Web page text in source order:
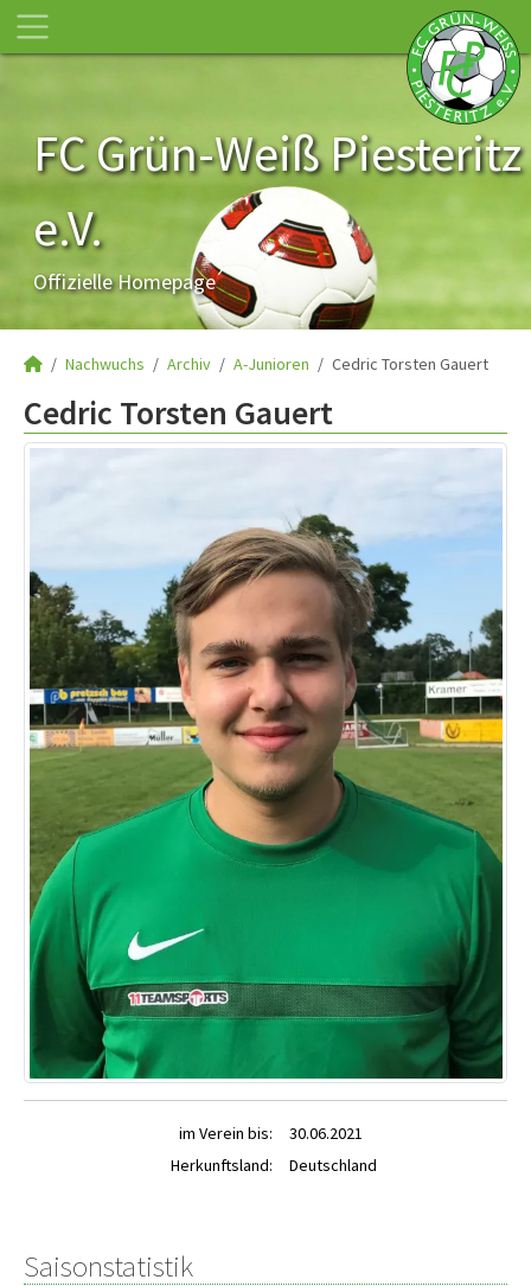
FC Grün-Weiß Piesteritz
e.V.
Offizielle Homepage
Nachwuchs Archiv A-Junioren Cedric Torsten Gauert
Cedric Torsten Gauert
im Verein bis:
30.06.2021
Herkunftsland:
Deutschland
Saisonstatistik